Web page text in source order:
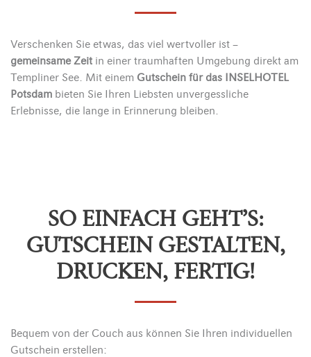
Verschenken Sie etwas, das viel wertvoller ist –
gemeinsame Zeit in einer traumhaften Umgebung direkt am
Templiner See. Mit einem Gutschein für das INSELHOTEL
Potsdam bieten Sie Ihren Liebsten unvergessliche
Erlebnisse, die lange in Erinnerung bleiben.
SO EINFACH GEHT’S:
GUTSCHEIN GESTALTEN,
DRUCKEN, FERTIG!
Bequem von der Couch aus können Sie Ihren individuellen
Gutschein erstellen: